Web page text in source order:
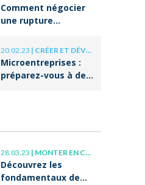
Comment négocier
une rupture
20.02.23 | CRÉER ET DÉVELOPPER SA BOÎTE
Microentreprises :
préparez-vous à des
28.03.23 | MONTER EN COMPÉTENCE
Découvrez les
fondamentaux de